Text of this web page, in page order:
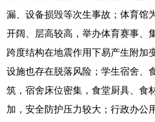
漏、设备损毁等次生事故；体育馆
开阔、层高较高，举办体育赛事、
跨度结构在地震作用下易产生附加
设施也存在脱落风险；学生宿舍、
筑，宿舍床位密集，食堂厨具、食
加，安全防护压力较大；行政办公